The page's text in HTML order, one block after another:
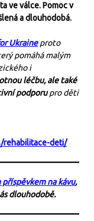
ve válce. Pomoc v
a dlouhodobá.
Ukraineproto
pomáhá malým
i
léčbu, ale také
podporupro děti
rehabilitace-deti/
příspěvkem na kávu,
dlouhodobě.